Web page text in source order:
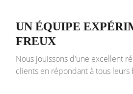
UN ÉQUIPE
FREUX
Nous jouissons d'une excellent
clients en répondant à tous leurs